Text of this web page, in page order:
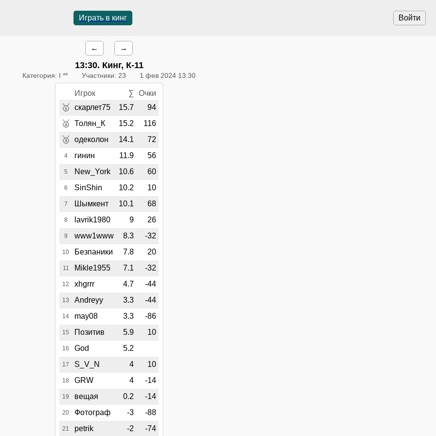
Войти
Играть в кинг
← →
13:30. Кинг, К-11
Категория: I ** Участники: 23 1 фев 2024 13:30
Игрок ∑ Очки
🥇 скарлет75 15.7 94
🥈 Толян_К 15.2 116
🥉 одеколон 14.1 72
4 гинин 11.9 56
5 New_York 10.6 60
6 SinShin 10.2 10
7 Шымкент 10.1 68
8 lavrik1980 9 26
9 www1www 8.3 -32
10 Безпаники 7.8 20
11 Mikle1955 7.1 -32
12 xhgrrr 4.7 -44
13 Andreyy 3.3 -44
14 may08 3.3 -86
15 Позитив 5.9 10
16 God 5.2
17 S_V_N 4 10
18 GRW 4 -14
19 вещая 0.2 -14
20 Фотограф -3 -88
21 petrik -2 -74